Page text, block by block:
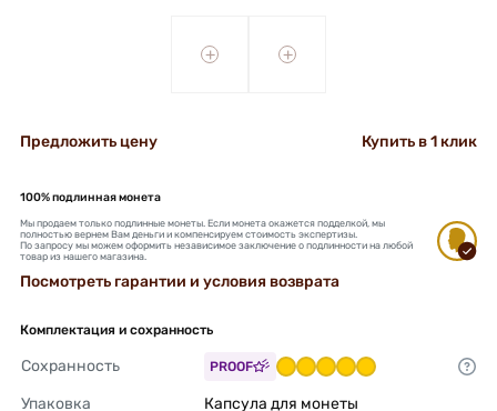
+ +
Предложить цену Купить в 1 клик
100% подлинная монета
Мы продаем только подлинные монеты. Если монета окажется подделкой, мы
полностью вернем Вам деньги и компенсируем стоимость экспертизы.
По запросу мы можем оформить независимое заключение о подлинности на любой
товар из нашего магазина.
Посмотреть гарантии и условия возврата
Комплектация и сохранность
Сохранность PROOF
Упаковка
Капсула для монеты